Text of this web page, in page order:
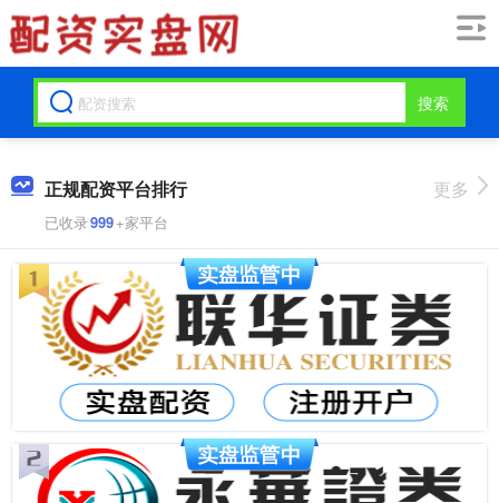
搜索
正规配资平台排行
已收录999+家平台
更多